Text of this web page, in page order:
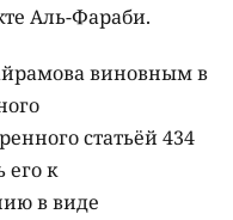
Аль-Фараби.
виновным в
статьёй 434
его к
в виде